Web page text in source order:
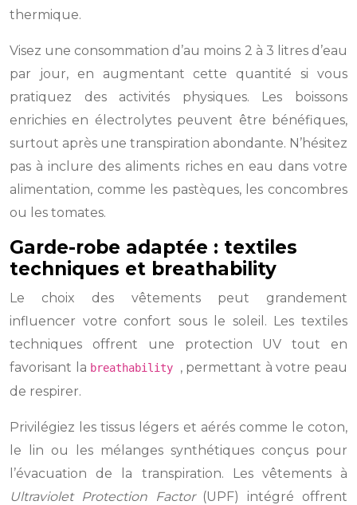
thermique.
Visez une consommation d’au moins 2 à 3 litres d’eau
par jour, en augmentant cette quantité si vous
pratiquez des activités physiques. Les boissons
enrichies en électrolytes peuvent être bénéfiques,
surtout après une transpiration abondante. N’hésitez
pas à inclure des aliments riches en eau dans votre
alimentation, comme les pastèques, les concombres
ou les tomates.
Garde-robe adaptée : textiles
techniques et breathability
Le choix des vêtements peut grandement
influencer votre confort sous le soleil. Les textiles
techniques offrent une protection UV tout en
favorisant la breathability , permettant à votre peau
de respirer.
Privilégiez les tissus légers et aérés comme le coton,
le lin ou les mélanges synthétiques conçus pour
l’évacuation de la transpiration. Les vêtements à
Ultraviolet Protection Factor (UPF) intégré offrent